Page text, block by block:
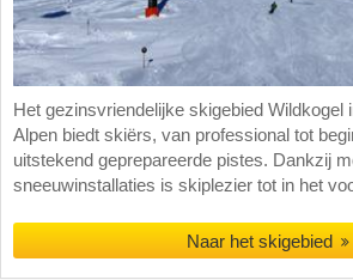
Het gezinsvriendelijke skigebied Wildkogel
Alpen biedt skiërs, van professional tot
uitstekend geprepareerde pistes. Dankzij
sneeuwinstallaties is skiplezier tot in het
Naar het skigebied